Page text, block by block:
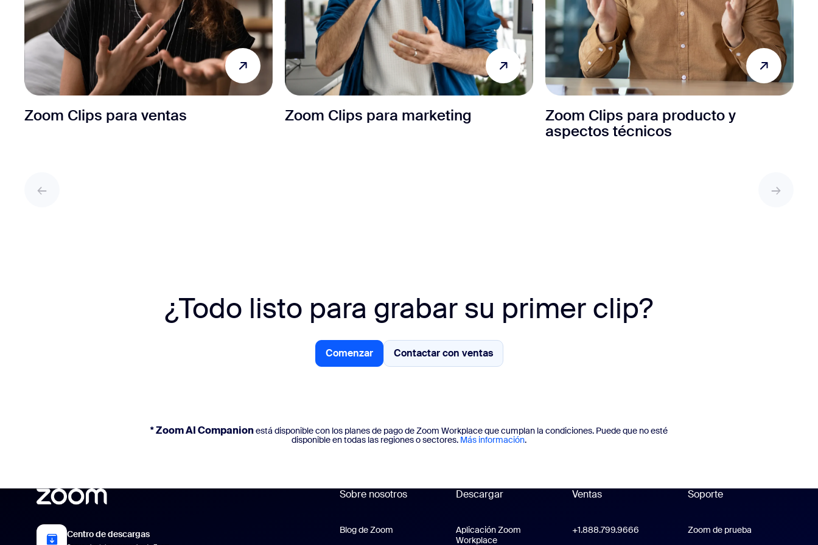
Zoom Clips para ventas Zoom Clips para marketing
Zoom Clips para producto y
aspectos técnicos
¿Todo listo para grabar su primer clip?
Comenzar
Comenzar Contactar con ventas
Contactar con ventas
* Zoom AI Companionestá disponible con los planes de pago de Zoom Workplace que cumplan la condiciones. Puede que no esté
disponible en todas las regiones o sectores. Más información.
Centro de descargas
Sobre nosotros
Blog de Zoom
Descargar
Aplicación Zoom
WorkplaceAplicación Zoom Workplace
Ventas
+1.888.799.9666 Haga clic para llamar
Soporte
Soporte
Zoom de prueba